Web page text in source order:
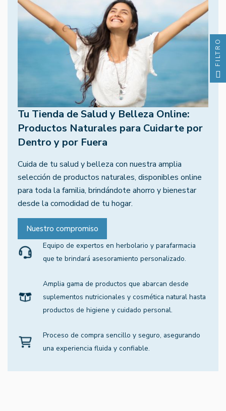
Tu Tienda de Salud y Belleza Online:
Productos Naturales para Cuidarte por
Dentro y por Fuera
Cuida de tu salud y belleza con nuestra amplia
selección de productos naturales, disponibles online
para toda la familia, brindándote ahorro y bienestar
desde la comodidad de tu hogar.
Nuestro compromiso
Equipo de expertos en herbolario y parafarmacia
que te brindará asesoramiento personalizado.
Amplia gama de productos que abarcan desde
suplementos nutricionales y cosmética natural hasta
productos de higiene y cuidado personal.
Proceso de compra sencillo y seguro, asegurando
una experiencia fluida y confiable.
FILTRO